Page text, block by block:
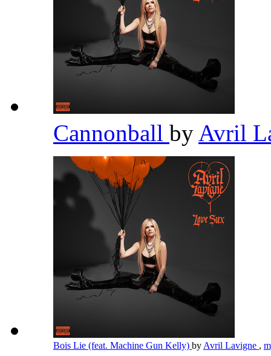
Cannonball by Avril
Bois Lie (feat. Machine Gun Kelly) by Avril Lavigne ,